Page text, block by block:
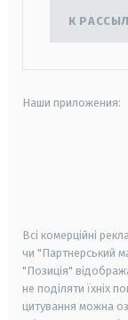
К
Наши приложения:
Всі комерційні
чи "Партнерський
"Позиція"
не поділяти їхніх
цитування можна